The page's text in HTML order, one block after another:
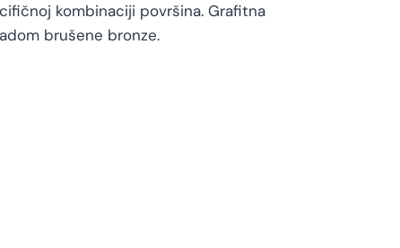
kombinaciji površina. Grafitna
brušene bronze.